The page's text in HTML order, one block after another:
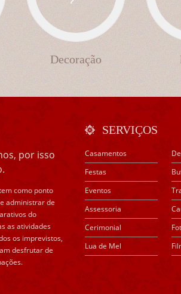
Decoração
por isso
como ponto
administrar de
do
as atividades
os imprevistos,
desfrutar de
SERVIÇOS
Casamentos
Festas
Eventos
Assessoria
Cerimonial
Lua de Mel